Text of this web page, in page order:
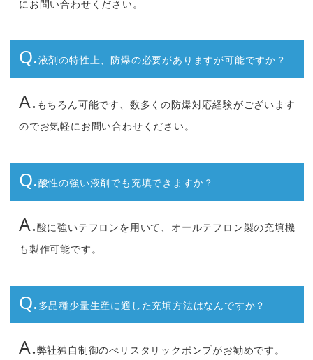
にお問い合わせください。
Q.液剤の特性上、防爆の必要がありますが可能ですか？
A. もちろん可能です、数多くの防爆対応経験がございます
のでお気軽にお問い合わせください。
Q.酸性の強い液剤でも充填できますか？
A.酸に強いテフロンを用いて、オールテフロン製の充填機
も製作可能です。
Q. 多品種少量生産に適した充填方法はなんですか？
A.弊社独自制御のぺリスタリックポンプがお勧めです。